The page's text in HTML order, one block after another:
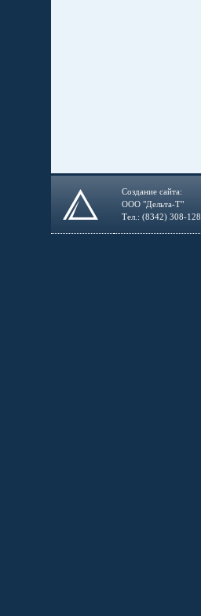
Создание сайта:
ООО "Дельта-Т"
Тел.: (8342) 308-128